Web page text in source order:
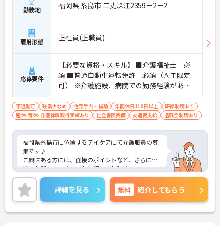
勤務地 福岡県 糸島市 二丈深江2359－2－2
雇用形態 正社員(正職員)
応募要件
【必要な資格・スキル】 ■介護福祉士 必
須 ■普通自動車運転免許 必須（ＡＴ限定
可） ※介護施設、病院での勤務経験があれ
ば尚可
車通勤可 残業少なめ 住宅手当・補助 年間休日110日以上
研修制度あり
産休･育休･介護休暇取得実績あり
社会保険完備 交通費支給 退職金制度あり
福岡県糸島市に位置するデイケアにて介護職員の募
集です♪
ご興味ある方には、面接のポイントなど、さらに詳
細をお話致しますのでお気軽にご相談ください。
詳細を見る 無料 紹介してもらう